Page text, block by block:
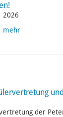
2026
mehr
der